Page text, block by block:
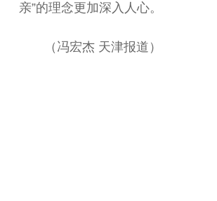
亲”的理念更加深入人心。
（冯宏杰 天津报道）